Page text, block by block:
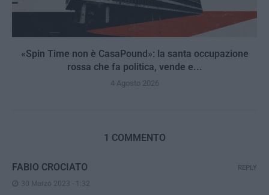
«Spin Time non è CasaPound»: la santa occupazione
rossa che fa politica, vende e...
4 Agosto 2026
1 COMMENTO
FABIO CROCIATO
30 Marzo 2023 - 1:32
REPLY